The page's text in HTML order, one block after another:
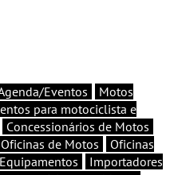
Eventos
Motos
para motociclista e
Concessionários de Motos
Oficinas de Motos
Oficinas
Importadores